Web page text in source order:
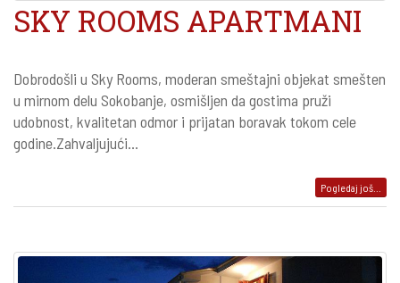
SKY ROOMS APARTMANI
Dobrodošli u Sky Rooms, moderan smeštajni objekat smešten
u mirnom delu Sokobanje, osmišljen da gostima pruži
udobnost, kvalitetan odmor i prijatan boravak tokom cele
godine.Zahvaljujući...
Pogledaj još...